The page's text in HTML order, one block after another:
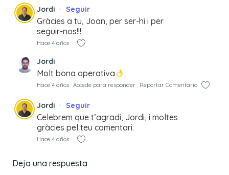
Jordi Seguir
Gràcies a tu, Joan, per ser-hi i per
seguir-nos!!!
Hace 4 años
Jordi
Molt bona operativa
Hace 4 años Accede para responder Reportar Comentario
Jordi Seguir
Celebrem que t’agradi, Jordi, i moltes
gràcies pel teu comentari.
Hace 4 años
Deja una respuesta